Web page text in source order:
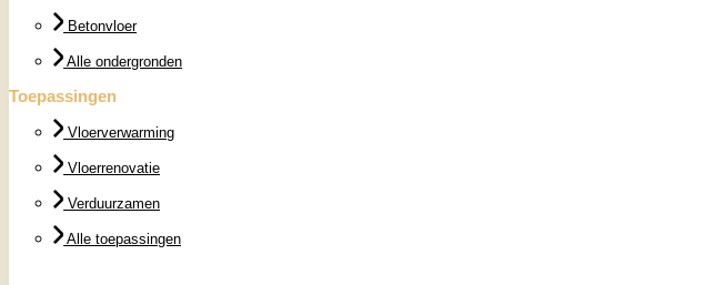
Betonvloer
Alle ondergronden
Toepassingen
Vloerverwarming
Vloerrenovatie
Verduurzamen
Alle toepassingen